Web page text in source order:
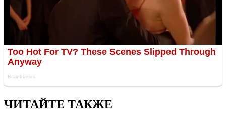
ЧИТАЙТЕ ТАКЖЕ